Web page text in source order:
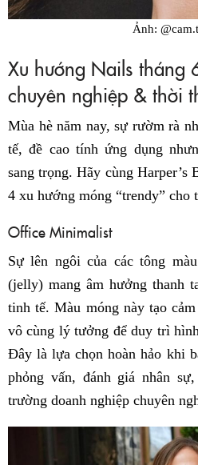
Ảnh:
Xu hướng Nails
chuyên nghiệp & thời
Mùa hè năm nay, sự rườm rà
tế, đề cao tính ứng dụng
sang trọng. Hãy cùng Harper’s
4 xu hướng móng “trendy” cho
Office Minimalist
Sự lên ngôi của các tông
(jelly) mang âm hưởng thanh
tinh tế. Màu móng này tạo
vô cùng lý tưởng để duy trì
Đây là lựa chọn hoàn hảo khi
phỏng vấn, đánh giá nhân
trường doanh nghiệp chuyên